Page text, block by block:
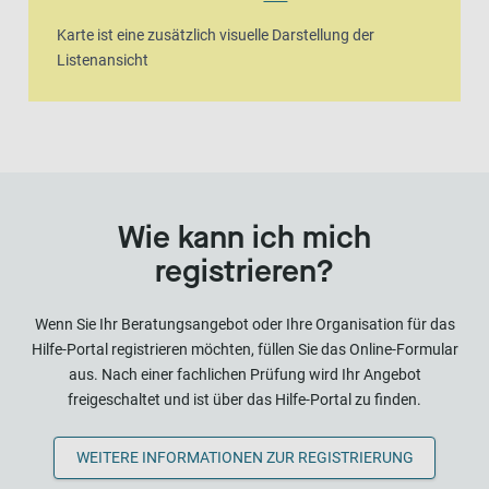
Karte ist eine zusätzlich visuelle Darstellung der
Listenansicht
Wie kann ich mich
registrieren?
Wenn Sie Ihr Beratungsangebot oder Ihre Organisation für das
Hilfe-Portal registrieren möchten, füllen Sie das Online-Formular
aus. Nach einer fachlichen Prüfung wird Ihr Angebot
freigeschaltet und ist über das Hilfe-Portal zu finden.
WEITERE INFORMATIONEN ZUR REGISTRIERUNG